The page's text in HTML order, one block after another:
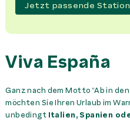
Jetzt passende
Viva España
Ganz nach dem Motto “Ab in
möchten Sie Ihren Urlaub im
unbedingt Italien, Spanien